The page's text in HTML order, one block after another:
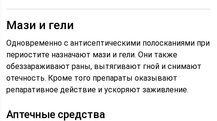
Мази и гели
Одновременно с антисептическими полосканиями при
периостите назначают мази и гели. Они также
обеззараживают раны, вытягивают гной и снимают
отечность. Кроме того препараты оказывают
репаративное действие и ускоряют заживление.
Аптечные средства